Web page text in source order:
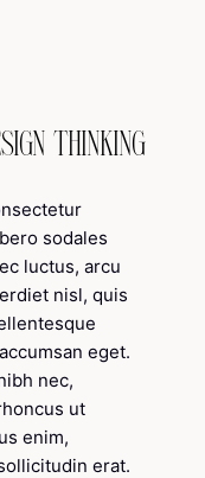
THINKING
sodales
luctus, arcu
nisl, quis
eget.
nec,
ut
enim,
erat.